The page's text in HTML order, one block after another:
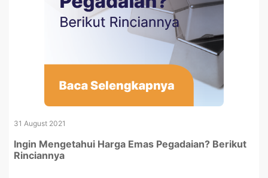
31 August 2021
Ingin Mengetahui Harga Emas Pegadaian? Berikut
Rinciannya